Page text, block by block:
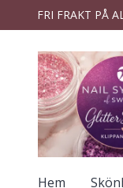
FRI FRAKT PÅ
Hem